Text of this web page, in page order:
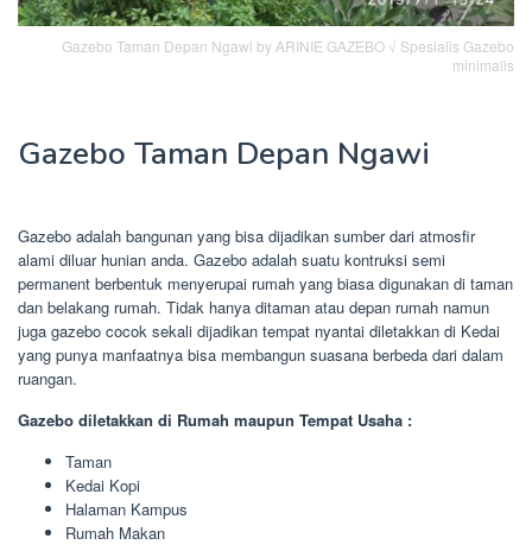
Gazebo Taman Depan Ngawi by ARINIE GAZEBO √ Spesialis Gazebo
minimalis
Gazebo Taman Depan Ngawi
Gazebo adalah bangunan yang bisa dijadikan sumber dari atmosfir
alami diluar hunian anda. Gazebo adalah suatu kontruksi semi
permanent berbentuk menyerupai rumah yang biasa digunakan di taman
dan belakang rumah. Tidak hanya ditaman atau depan rumah namun
juga gazebo cocok sekali dijadikan tempat nyantai diletakkan di Kedai
yang punya manfaatnya bisa membangun suasana berbeda dari dalam
ruangan.
Gazebo diletakkan di Rumah maupun Tempat Usaha :
Taman
Kedai Kopi
Halaman Kampus
Rumah Makan